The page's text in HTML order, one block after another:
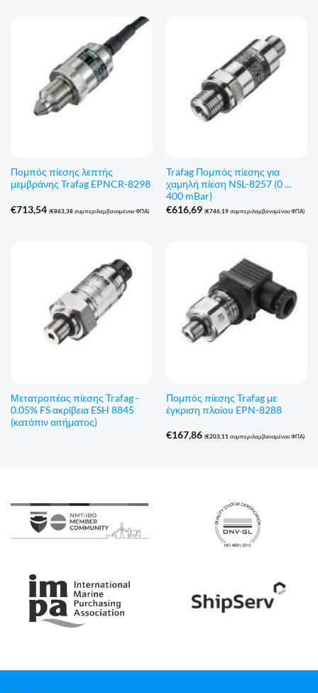
Πομπός πίεσης λεπτής
μεμβράνης Trafag EPNCR-8298
€713,54 (€863,38συμπεριλαμβανομένου ΦΠΑ)
Trafag Πομπός πίεσης για
χαμηλή πίεση NSL-8257 (0 ...
400 mBar)
€616,69 (€746,19συμπεριλαμβανομένου ΦΠΑ)
Μετατροπέας πίεσης Trafag -
0.05% FS ακρίβεια ESH 8845
(κατόπιν αιτήματος)
Πομπός πίεσης Trafag με
έγκριση πλοίου EPN-8288
€167,86 (€203,11συμπεριλαμβανομένου ΦΠΑ)